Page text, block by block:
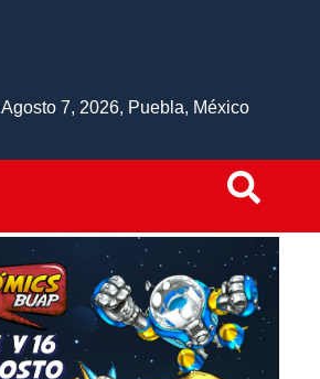
Agosto 7, 2026, Puebla, México